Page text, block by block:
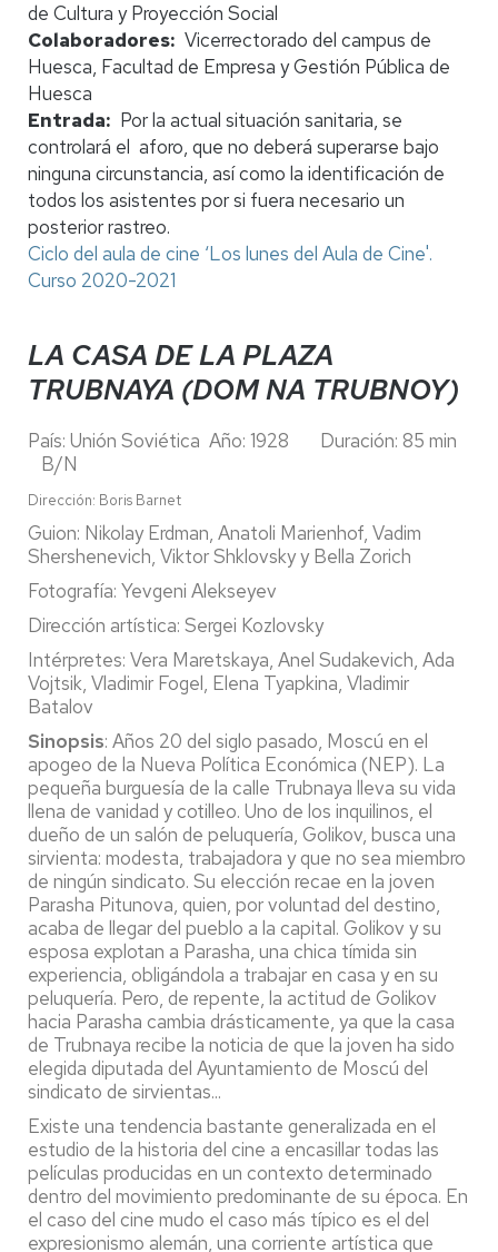
de Cultura y Proyección Social
Colaboradores Vicerrectorado del campus de
Huesca, Facultad de Empresa y Gestión Pública de
Huesca
Entrada
Por la actual situación sanitaria, se
controlará el aforo, que no deberá superarse bajo
ninguna circunstancia, así como la identificación de
todos los asistentes por si fuera necesario un
posterior rastreo.
Ciclo del aula de cine ‘Los lunes del Aula de Cine'.
Curso 2020-2021
LA CASA DE LA PLAZA
TRUBNAYA (DOM NA TRUBNOY)
País: Unión Soviética Año: 1928 Duración: 85 min
B/N
Dirección: Boris Barnet
Guion: Nikolay Erdman, Anatoli Marienhof, Vadim
Shershenevich, Viktor Shklovsky y Bella Zorich
Fotografía: Yevgeni Alekseyev
Dirección artística: Sergei Kozlovsky
Intérpretes: Vera Maretskaya, Anel Sudakevich, Ada
Vojtsik, Vladimir Fogel, Elena Tyapkina, Vladimir
Batalov
Sinopsis: Años 20 del siglo pasado, Moscú en el
apogeo de la Nueva Política Económica (NEP). La
pequeña burguesía de la calle Trubnaya lleva su vida
llena de vanidad y cotilleo. Uno de los inquilinos, el
dueño de un salón de peluquería, Golikov, busca una
sirvienta: modesta, trabajadora y que no sea miembro
de ningún sindicato. Su elección recae en la joven
Parasha Pitunova, quien, por voluntad del destino,
acaba de llegar del pueblo a la capital. Golikov y su
esposa explotan a Parasha, una chica tímida sin
experiencia, obligándola a trabajar en casa y en su
peluquería. Pero, de repente, la actitud de Golikov
hacia Parasha cambia drásticamente, ya que la casa
de Trubnaya recibe la noticia de que la joven ha sido
elegida diputada del Ayuntamiento de Moscú del
sindicato de sirvientas...
Existe una tendencia bastante generalizada en el
estudio de la historia del cine a encasillar todas las
películas producidas en un contexto determinado
dentro del movimiento predominante de su época. En
el caso del cine mudo el caso más típico es el del
expresionismo alemán, una corriente artística que